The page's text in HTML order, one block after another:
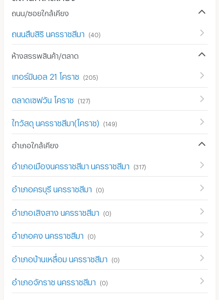
ถนน/ซอยใกล้เคียง
ถนนสืบสิริ นครราชสีมา (40)
ห้างสรรพสินค้า/ตลาด
เทอร์มินอล 21 โคราช (205)
ตลาดเซฟวัน โคราช (127)
ไทวัสดุ นครราชสีมา(โคราช) (149)
อำเภอใกล้เคียง
อำเภอเมืองนครราชสีมา นครราชสีมา (317)
อำเภอครบุรี นครราชสีมา (0)
อำเภอเสิงสาง นครราชสีมา (0)
อำเภอคง นครราชสีมา (0)
อำเภอบ้านเหลื่อม นครราชสีมา (0)
อำเภอจักราช นครราชสีมา (0)